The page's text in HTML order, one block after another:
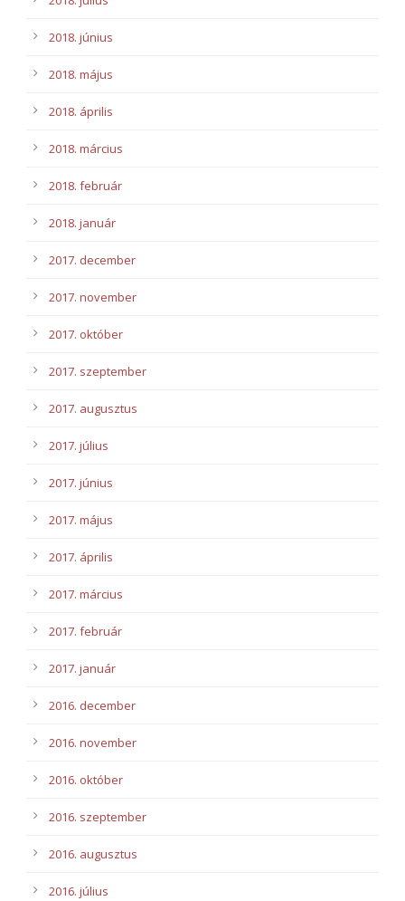
2018. június
2018. május
2018. április
2018. március
2018. február
2018. január
2017. december
2017. november
2017. október
2017. szeptember
2017. augusztus
2017. július
2017. június
2017. május
2017. április
2017. március
2017. február
2017. január
2016. december
2016. november
2016. október
2016. szeptember
2016. augusztus
2016. július